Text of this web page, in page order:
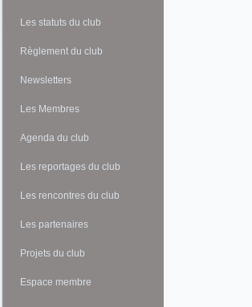
Les statuts du club
Règlement du club
Newsletters
Les Membres
Agenda du club
Les reportages du club
Les rencontres du club
Les partenaires
Projets du club
Espace membre